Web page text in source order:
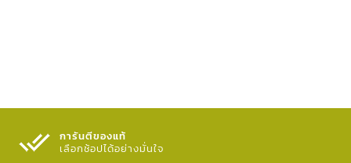
การันตีของแท้
เลือกช้อปได้อย่างมั่นใจ​